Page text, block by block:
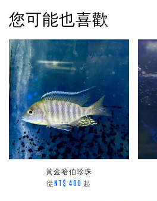
您可能也喜歡
黃金哈伯珍珠
從 NT$ 400 起